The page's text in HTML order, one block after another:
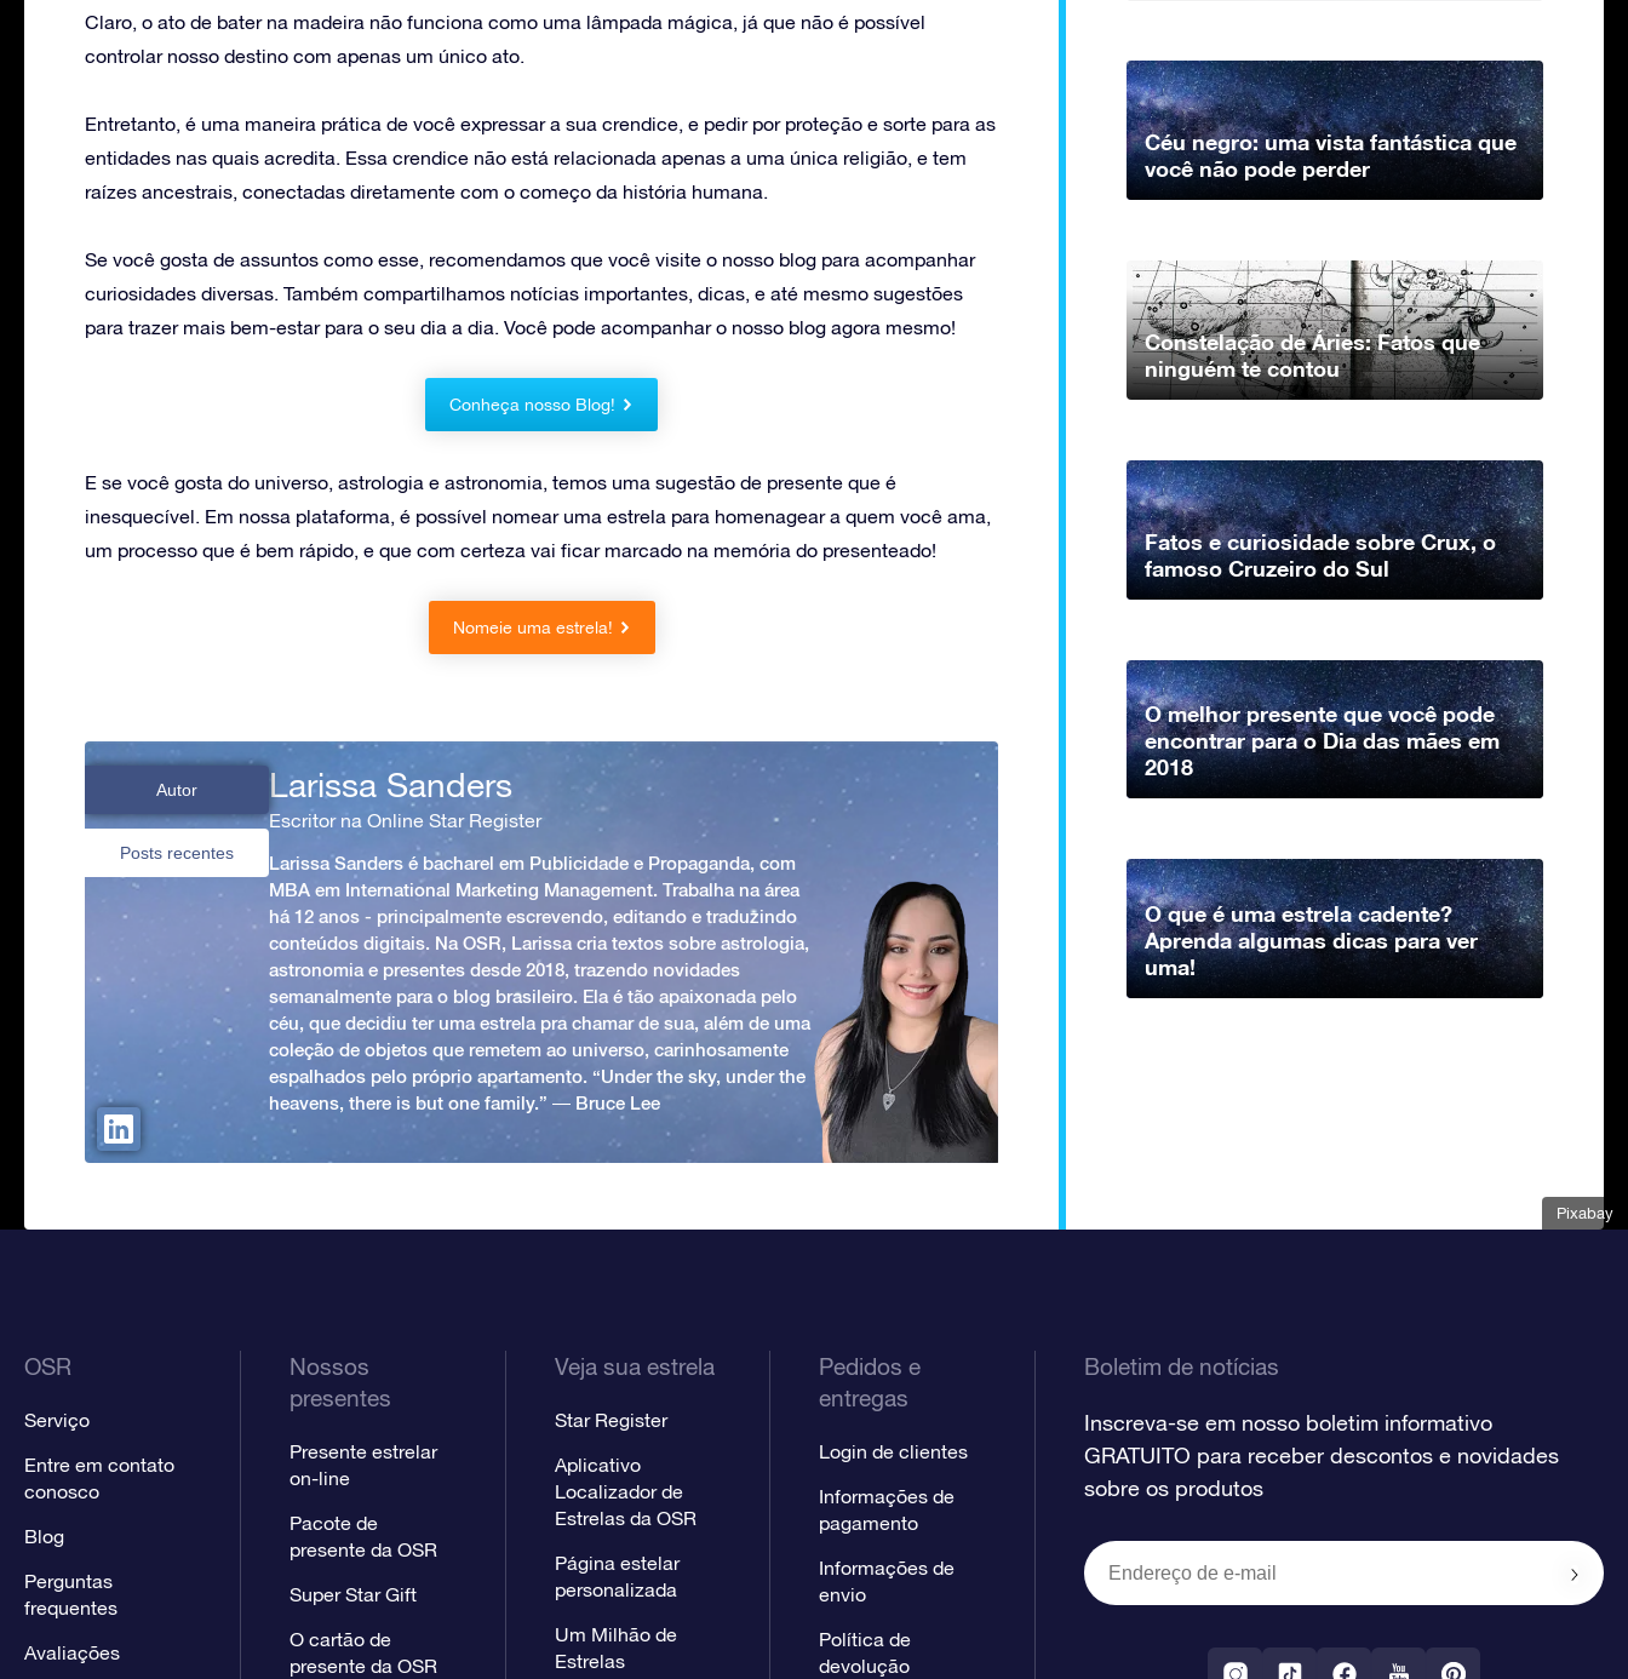
Pixabay
Claro, o ato de bater na madeira não funciona como uma lâmpada mágica, já que não é possível
controlar nosso destino com apenas um único ato.
Entretanto, é uma maneira prática de você expressar a sua crendice, e pedir por proteção e sorte para as
entidades nas quais acredita. Essa crendice não está relacionada apenas a uma única religião, e tem
raízes ancestrais, conectadas diretamente com o começo da história humana.
Se você gosta de assuntos como esse, recomendamos que você visite o nosso blog para acompanhar
curiosidades diversas. Também compartilhamos notícias importantes, dicas, e até mesmo sugestões
para trazer mais bem-estar para o seu dia a dia. Você pode acompanhar o nosso blog agora mesmo!
Conheça nosso Blog!
E se você gosta do universo, astrologia e astronomia, temos uma sugestão de presente que é
inesquecível. Em nossa plataforma, é possível nomear uma estrela para homenagear a quem você ama,
um processo que é bem rápido, e que com certeza vai ficar marcado na memória do presenteado!
Nomeie uma estrela!
Autor
Posts recentes
Larissa Sanders
Escritor na Online Star Register
Larissa Sanders é bacharel em Publicidade e Propaganda, com
MBA em International Marketing Management. Trabalha na área
há 12 anos - principalmente escrevendo, editando e traduzindo
conteúdos digitais. Na OSR, Larissa cria textos sobre astrologia,
astronomia e presentes desde 2018, trazendo novidades
semanalmente para o blog brasileiro. Ela é tão apaixonada pelo
céu, que decidiu ter uma estrela pra chamar de sua, além de uma
coleção de objetos que remetem ao universo, carinhosamente
espalhados pelo próprio apartamento. “Under the sky, under the
heavens, there is but one family.” ― Bruce Lee
Céu negro: uma vista fantástica que
você não pode perder
Constelação de Áries: Fatos que
ninguém te contou
Fatos e curiosidade sobre Crux, o
famoso Cruzeiro do Sul
O melhor presente que você pode
encontrar para o Dia das mães em
2018
O que é uma estrela cadente?
Aprenda algumas dicas para ver
uma!
OSR
Serviço
Entre em contato
conosco
Blog
Perguntas
frequentes
Avaliações
Nossos
presentes
Presente estrelar
on-line
Pacote de
presente da OSR
Super Star Gift
O cartão de
presente da OSR
Veja sua estrela
Star Register
Aplicativo
Localizador de
Estrelas da OSR
Página estelar
personalizada
Um Milhão de
Estrelas
Pedidos e
entregas
Login de clientes
Informações de
pagamento
Informações de
envio
Política de
devolução
Boletim de notícias
Inscreva-se em nosso boletim informativo
GRATUITO para receber descontos e novidades
sobre os produtos